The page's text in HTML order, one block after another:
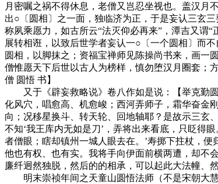
月密嘱之祸不得休息，老僧又岂忍坐视也。盖汉月
出○〔圆相〕之一面，独临济为正，于是妄认三玄
称夙乘愿力，如古所云“法灭仰必再来”，潭吉又谓
展转相诳，以致后世学者妄认一○〔一个圆相〕而
圆相，以脚抹之；资福宝禅师见陈操尚书来，画一
僧惟愿天下后世以古人为榜样，慎勿堕汉月圈套；
僧 圆悟 书】
又于《辟妄救略说》卷八作如是说：【举克勤圆
化风穴，唱愈高、机愈峻；西河弄师子，霜华奋金
向；况移星换斗、转天轮、回地轴耶？是故示三玄
不知‘我王库内无如是刀’，弄将出来看底，只眨得
者僧眼；瞎却镇州一城人眼去在。’寿掷下拄杖，便
他也有权、也有实。我将手向伊面前横两遭，却不
廉纤迥然独脱，然后的的相承，可以起此大法幢、
明末崇祯年间之天童山圆悟法师（不是宋朝大慧